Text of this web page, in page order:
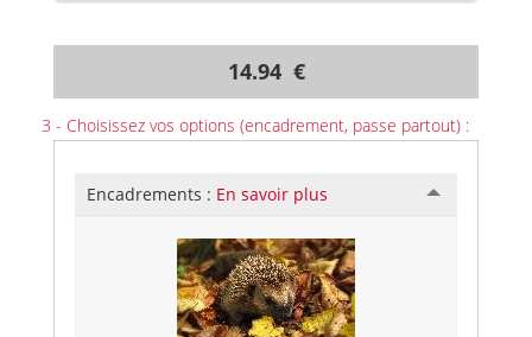
14.94 €
3 - Choisissez vos options (encadrement, passe partout) :
Encadrements : En savoir plus